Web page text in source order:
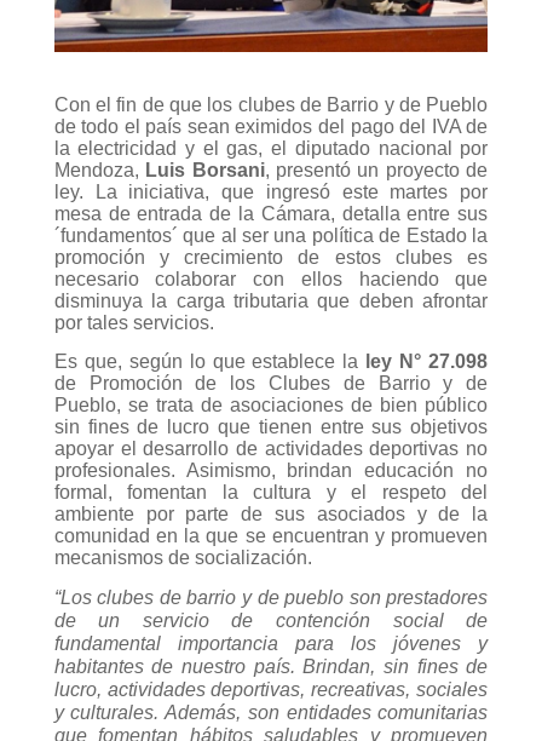
Con el fin de que los clubes de Barrio y de Pueblo
de todo el país sean eximidos del pago del IVA de
la electricidad y el gas, el diputado nacional por
Mendoza, Luis Borsani, presentó un proyecto de
ley. La iniciativa, que ingresó este martes por
mesa de entrada de la Cámara, detalla entre sus
´fundamentos´ que al ser una política de Estado la
promoción y crecimiento de estos clubes es
necesario colaborar con ellos haciendo que
disminuya la carga tributaria que deben afrontar
por tales servicios.
Es que, según lo que establece la
ley N° 27.098
de Promoción de los Clubes de Barrio y de
Pueblo, se trata de asociaciones de bien público
sin fines de lucro que tienen entre sus objetivos
apoyar el desarrollo de actividades deportivas no
profesionales. Asimismo, brindan educación no
formal, fomentan la cultura y el respeto del
ambiente por parte de sus asociados y de la
comunidad en la que se encuentran y promueven
mecanismos de socialización.
“Los clubes de barrio y de pueblo son prestadores
de un servicio de contención social de
fundamental importancia para los jóvenes y
habitantes de nuestro país. Brindan, sin fines de
lucro, actividades deportivas, recreativas, sociales
y culturales. Además, son entidades comunitarias
que fomentan hábitos saludables y promueven